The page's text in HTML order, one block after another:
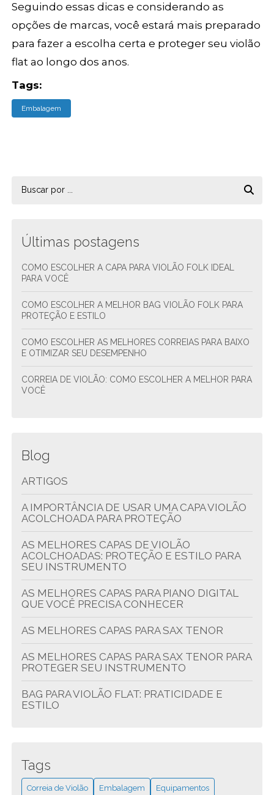
Seguindo essas dicas e considerando as
opções de marcas, você estará mais preparado
para fazer a escolha certa e proteger seu violão
flat ao longo dos anos.
Tags:
Embalagem
Últimas postagens
COMO ESCOLHER A CAPA PARA VIOLÃO FOLK IDEAL
PARA VOCÊ
COMO ESCOLHER A MELHOR BAG VIOLÃO FOLK PARA
PROTEÇÃO E ESTILO
COMO ESCOLHER AS MELHORES CORREIAS PARA BAIXO
E OTIMIZAR SEU DESEMPENHO
CORREIA DE VIOLÃO: COMO ESCOLHER A MELHOR PARA
VOCÊ
Blog
ARTIGOS
A IMPORTÂNCIA DE USAR UMA CAPA VIOLÃO
ACOLCHOADA PARA PROTEÇÃO
AS MELHORES CAPAS DE VIOLÃO
ACOLCHOADAS: PROTEÇÃO E ESTILO PARA
SEU INSTRUMENTO
AS MELHORES CAPAS PARA PIANO DIGITAL
QUE VOCÊ PRECISA CONHECER
AS MELHORES CAPAS PARA SAX TENOR
AS MELHORES CAPAS PARA SAX TENOR PARA
PROTEGER SEU INSTRUMENTO
BAG PARA VIOLÃO FLAT: PRATICIDADE E
ESTILO
BAG VIOLÃO FLAT: A PROTEÇÃO IDEAL PARA
SEU INSTRUMENTO
Tags
Correia de Violão Embalagem Equipamentos